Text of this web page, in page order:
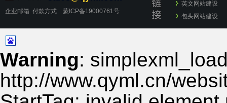
企业邮箱 付款方式 蒙ICP备19000761号
英文网站建设
包头网站建设
Warning:
http://www.qyml.cn/